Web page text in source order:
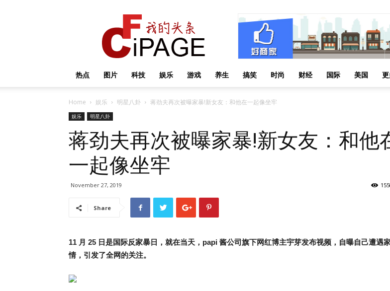
热点 图片 科技 娱乐 游戏 养生 搞笑 时尚 财经 国际 美国
Home 娱乐 明星八卦 蒋劲夫再次被曝家暴!新女友：和他在一起像坐牢
娱乐 明星八卦
蒋劲夫再次被曝家暴!新女友：和他
一起像坐牢
November 27, 2019
Share
11 月 25 日是国际反家暴日，就在当天，papi 酱公司旗下网红博主宇芽发布视频，自曝自己遭遇
情，引发了全网的关注。